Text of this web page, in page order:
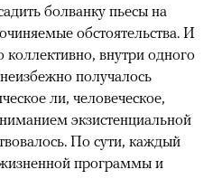
болванку пьесы на
обстоятельства. И
коллективно, внутри одного
получалось
ли, человеческое,
экзистенциальной
По сути, каждый
программы и